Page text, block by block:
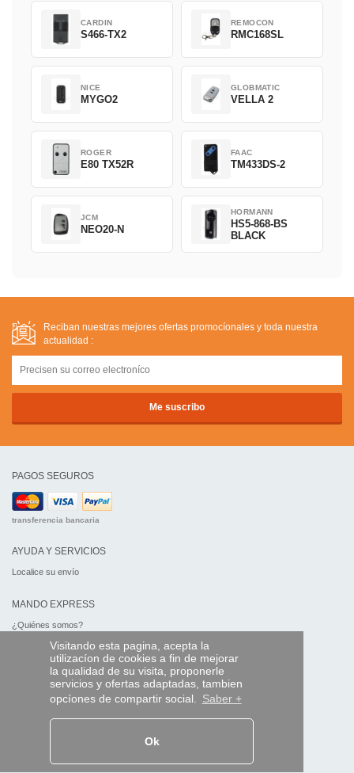
Visitando esta pagina, acepta la
utilizacíon de cookies a fin de mejorar
la qualidad de su visita, proponerle
servicios y ofertas adaptadas, tambien
opcíones de compartir social. Saber +
Ok
CARDIN
S466-TX2
REMOCON
RMC168SL
NICE
MYGO2
GLOBMATIC
VELLA 2
ROGER
E80 TX52R
FAAC
TM433DS-2
JCM
NEO20-N
HORMANN
HS5-868-BS
BLACK
Reciban nuestras mejores ofertas promocíonales y toda nuestra
actualidad :
PAGOS SEGUROS
transferencia bancaria
AYUDA Y SERVICIOS
Localice su envío
MANDO EXPRESS
¿Quiénes somos?
Datos personales
Acceso profesionales
Y EN EL MUNDO: